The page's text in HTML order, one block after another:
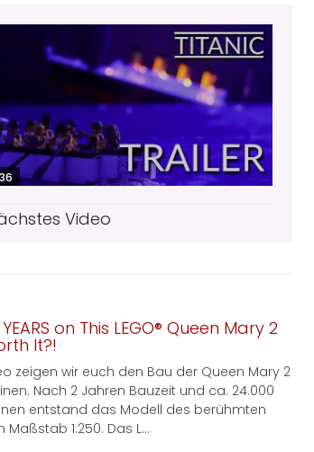
Video
on This LEGO® Queen Mary 2
It?!
zeigen wir euch den Bau der Queen Mary 2
Nach 2 Jahren Bauzeit und ca. 24.000
entstand das Modell des berühmten
1:250. Das L...